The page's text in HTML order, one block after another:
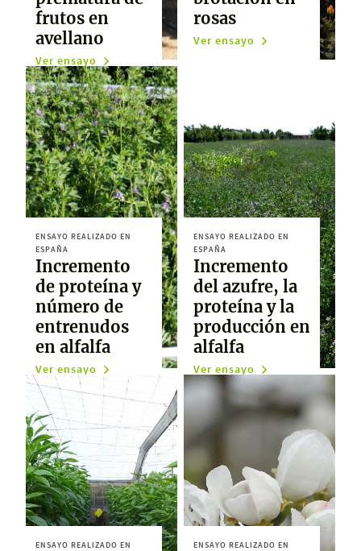
frutos en
avellano
Ver ensayo
rosas
Ver ensayo
ENSAYO REALIZADO EN
ESPAÑA
Incremento
de proteína y
número de
entrenudos
en alfalfa
Ver ensayo
ENSAYO REALIZADO EN
ESPAÑA
Incremento
del azufre, la
proteína y la
producción en
alfalfa
Ver ensayo
ENSAYO REALIZADO EN
ENSAYO REALIZADO EN